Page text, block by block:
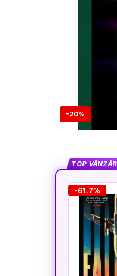
-20%
TOP
-61.7%